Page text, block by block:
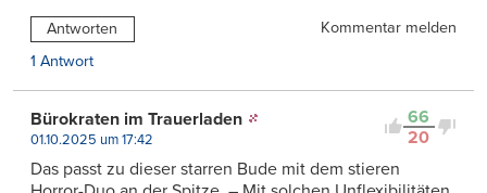
Antworten
Kommentar melden
1 Antwort
66
20
Bürokraten im Trauerladen
01.10.2025 um 17:42
Das passt zu dieser starren Bude mit dem stieren